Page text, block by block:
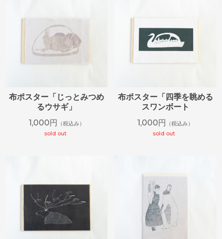
布ポスター「じっとみつめ
るウサギ」
1,000円
（税込み）
sold out
布ポスター「四季を眺める
スワンボート
1,000円
（税込み）
sold out